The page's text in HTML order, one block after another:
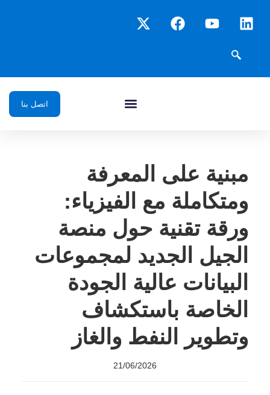
اتصل بنا
مبنية على المعرفة
ومتكاملة مع الفيزياء:
ورقة تقنية حول منصة
الجيل الجديد لمجموعات
البيانات عالية الجودة
الخاصة باستكشاف
وتطوير النفط والغاز
21/06/2026